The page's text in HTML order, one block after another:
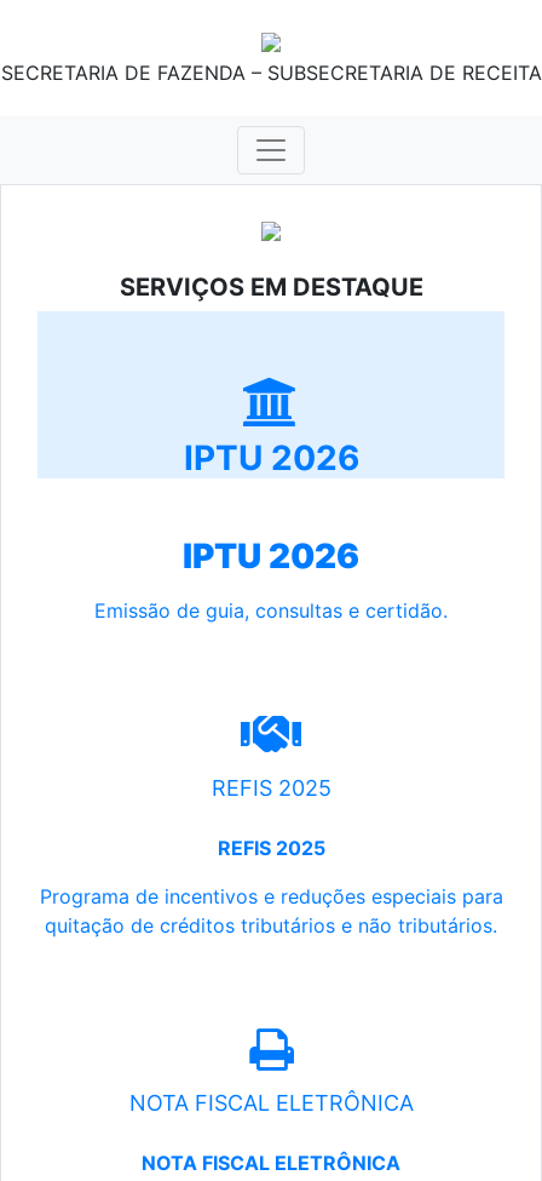
SECRETARIA DE FAZENDA – SUBSECRETARIA DE RECEITA
SERVIÇOS EM DESTAQUE
IPTU 2026
IPTU 2026
Emissão de guia, consultas e certidão.
REFIS 2025
REFIS 2025
Programa de incentivos e reduções especiais para
quitação de créditos tributários e não tributários.
NOTA FISCAL ELETRÔNICA
NOTA FISCAL ELETRÔNICA